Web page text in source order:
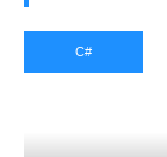
C#